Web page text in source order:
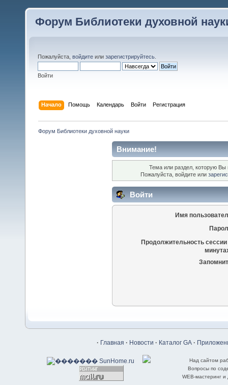
Форум Библиотеки духовной
Пожалуйста, войдите или зарегистрируйтесь
Войти
Начало Помощь Календарь Войти Регистрация
Форум Библиотеки духовной науки
Внимание!
Тема или раздел, которую Вы
Пожалуйста, войдите или
Войти
Имя
Продолжительность сессии
· Главная · Новости · Каталог GA ·
Над сайтом
Вопросы по
WEB-мастеринг